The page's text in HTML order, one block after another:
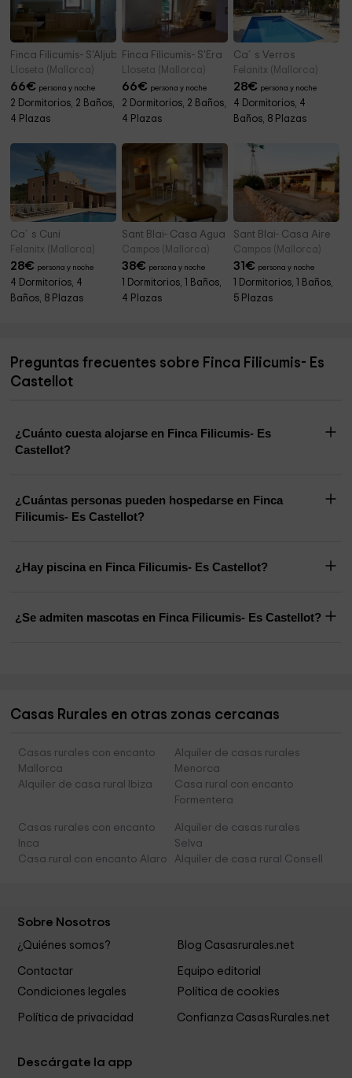
Finca Filicumis- S'Aljub
Lloseta (Mallorca)
66€ persona y noche
2 Dormitorios, 2 Baños,
4 Plazas
Finca Filicumis- S'Era
Lloseta (Mallorca)
66€ persona y noche
2 Dormitorios, 2 Baños,
4 Plazas
Ca´s Verros
Felanitx (Mallorca)
28€ persona y noche
4 Dormitorios, 4
Baños, 8 Plazas
Ca´s Cuni
Felanitx (Mallorca)
28€ persona y noche
4 Dormitorios, 4
Baños, 8 Plazas
Sant Blai- Casa Agua
Campos (Mallorca)
38€ persona y noche
1 Dormitorios, 1 Baños,
4 Plazas
Sant Blai- Casa Aire
Campos (Mallorca)
31€ persona y noche
1 Dormitorios, 1 Baños,
5 Plazas
Preguntas frecuentes sobre Finca Filicumis- Es
Castellot
¿Cuánto cuesta alojarse en Finca Filicumis- Es
Castellot?
¿Cuántas personas pueden hospedarse en Finca
Filicumis- Es Castellot?
¿Hay piscina en Finca Filicumis- Es Castellot?
¿Se admiten mascotas en Finca Filicumis- Es Castellot?
Casas Rurales en otras zonas cercanas
Casas rurales con encanto
Mallorca
Alquiler de casas rurales
Menorca
Alquiler de casa rural Ibiza
Casa rural con encanto
Formentera
Casas rurales con encanto
Inca
Alquiler de casas rurales
Selva
Casa rural con encanto Alaro
Alquiler de casa rural Consell
Sobre Nosotros
¿Quiénes somos? Blog Casasrurales.net
Contactar
Equipo editorial
Condiciones legales
Política de cookies
Política de privacidad Confianza CasasRurales.net
Descárgate la app